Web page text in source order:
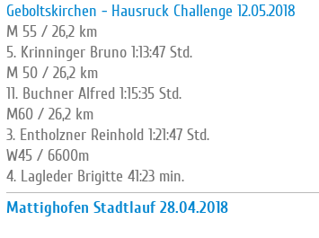
Geboltskirchen - Hausruck Challenge 12.05.2018
M 55 / 26,2 km
5. Krinninger Bruno 1:13:47 Std.
M 50 / 26,2 km
11. Buchner Alfred 1:15:35 Std.
M60 / 26,2 km
3. Entholzner Reinhold 1:21:47 Std.
W45 / 6600m
4. Lagleder Brigitte 41:23 min.
Mattighofen Stadtlauf 28.04.2018